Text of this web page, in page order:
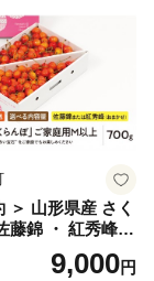
期間限定 特産品
ス くらもとフ
町 愛媛県
＞ 山形県産 さく
藤錦 ・ 紅秀峰
M以上 700g 【20
から7月上旬発
9,000円